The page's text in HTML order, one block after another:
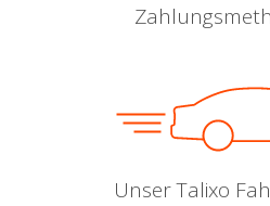
Unser Talixo